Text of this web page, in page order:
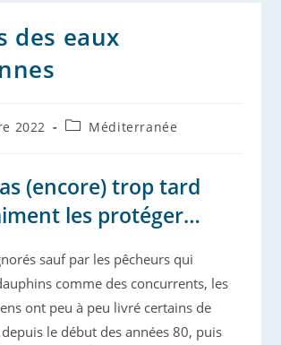
des eaux
2022
PostMéditerranée
(encore) trop tard
les protéger…
sauf par les pêcheurs qui
comme des concurrents, les
ont peu à peu livré certains de
le début des années 80, puis